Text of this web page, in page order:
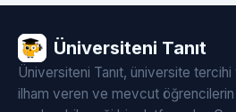
Üniversiteni Tanıt
Üniversiteni Tanıt, üniversite
ilham veren ve mevcut